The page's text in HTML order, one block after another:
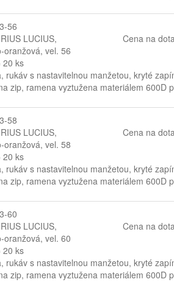
56
LUCIUS,
oranžová, vel. 56
20 ks
Cena na
rukáv s nastavitelnou manžetou, kryté
zip, ramena vyztužena materiálem 600D
58
LUCIUS,
oranžová, vel. 58
20 ks
Cena na
rukáv s nastavitelnou manžetou, kryté
zip, ramena vyztužena materiálem 600D
60
LUCIUS,
oranžová, vel. 60
20 ks
Cena na
rukáv s nastavitelnou manžetou, kryté
zip, ramena vyztužena materiálem 600D